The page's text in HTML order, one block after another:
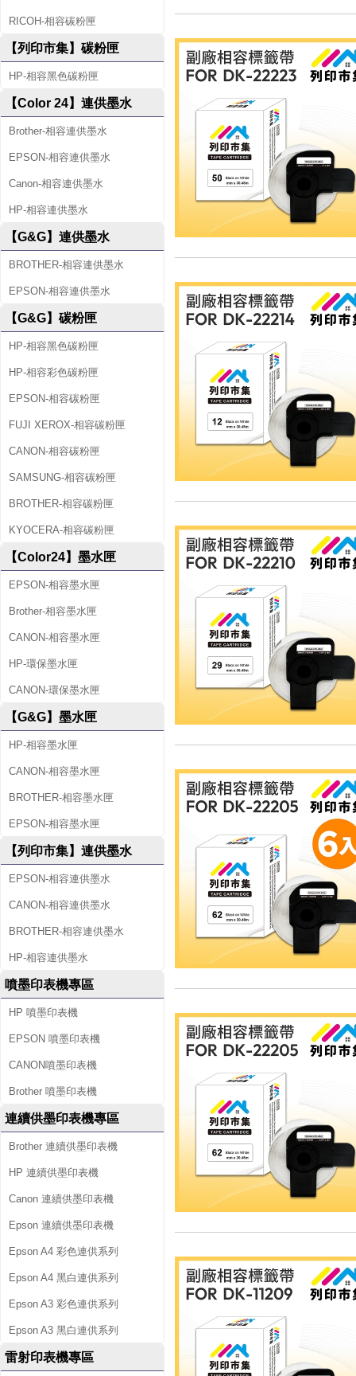
RICOH-相容碳粉匣
【列印市集】碳粉匣
HP-相容黑色碳粉匣
【Color 24】連供墨水
Brother-相容連供墨水
EPSON-相容連供墨水
Canon-相容連供墨水
HP-相容連供墨水
【G&G】連供墨水
BROTHER-相容連供墨水
EPSON-相容連供墨水
【G&G】碳粉匣
HP-相容黑色碳粉匣
HP-相容彩色碳粉匣
EPSON-相容碳粉匣
FUJI XEROX-相容碳粉匣
CANON-相容碳粉匣
SAMSUNG-相容碳粉匣
BROTHER-相容碳粉匣
KYOCERA-相容碳粉匣
【Color24】墨水匣
EPSON-相容墨水匣
Brother-相容墨水匣
CANON-相容墨水匣
HP-環保墨水匣
CANON-環保墨水匣
【G&G】墨水匣
HP-相容墨水匣
CANON-相容墨水匣
BROTHER-相容墨水匣
EPSON-相容墨水匣
【列印市集】連供墨水
EPSON-相容連供墨水
CANON-相容連供墨水
BROTHER-相容連供墨水
HP-相容連供墨水
噴墨印表機專區
HP 噴墨印表機
EPSON 噴墨印表機
CANON噴墨印表機
Brother 噴墨印表機
連續供墨印表機專區
Brother 連續供墨印表機
HP 連續供墨印表機
Canon 連續供墨印表機
Epson 連續供墨印表機
Epson A4 彩色連供系列
Epson A4 黑白連供系列
Epson A3 彩色連供系列
Epson A3 黑白連供系列
雷射印表機專區